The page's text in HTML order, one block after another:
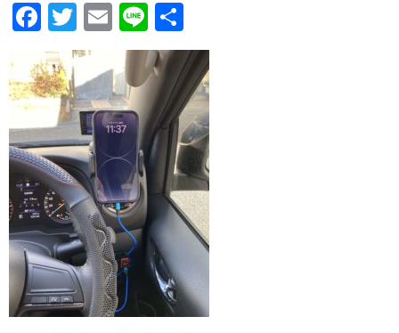
F
a
c
e
b
o
o
k
T
wi
tt
er
E
m
ail
Li
n
e
有